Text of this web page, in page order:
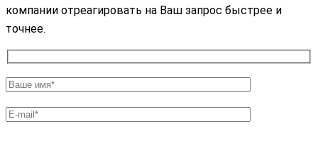
компании отреагировать на Ваш запрос быстрее и
точнее.